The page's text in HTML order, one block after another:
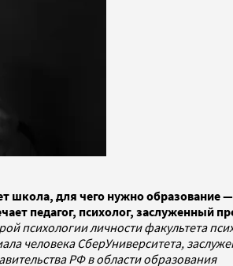
школа, для чего нужно
педагог, психолог, заслуженный
психологии личности факультета
человека СберУниверситета,
РФ в области образования